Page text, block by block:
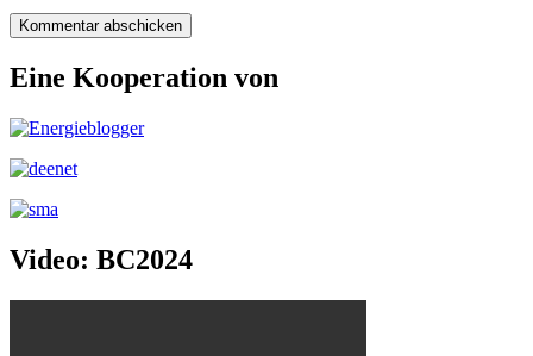
Eine Kooperation von
Video: BC2024